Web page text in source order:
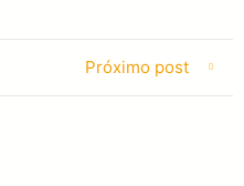
Próximo post